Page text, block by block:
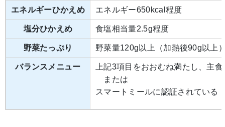
エネルギーひかえめ エネルギー650kcal程度
塩分ひかえめ 食塩相当量2.5g程度
野菜たっぷり 野菜量120g以上（加熱後90g以上
バランスメニュー
上記3項目をおおむね満たし、主
または
スマートミールに認証されている